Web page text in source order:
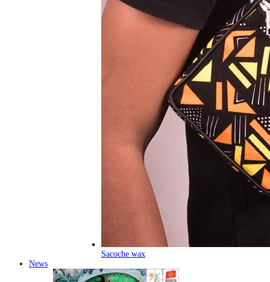
Sacoche wax
News